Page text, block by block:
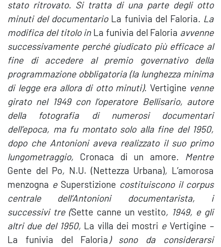
stato ritrovato. Si tratta di una parte degli otto
minuti del documentarioLa funivia del Faloria. La
modifica del titolo inLa funivia del Faloria avvenne
successivamente perché giudicato più efficace al
fine di accedere al premio governativo della
programmazione obbligatoria (la lunghezza minima
di legge era allora di otto minuti). Vertigine venne
girato nel 1949 con l’operatore Bellisario, autore
della fotografia di numerosi documentari
dell’epoca, ma fu montato solo alla fine del 1950,
dopo che Antonioni aveva realizzato il suo primo
lungometraggio, Cronaca di un amore. Mentre
Gente del Po, N.U. (Nettezza Urbana), L’amorosa
menzogna eSuperstizione costituiscono il corpus
centrale dell’Antonioni documentarista, i
successivi tre (Sette canne un vestito, 1949, e gli
altri due del 1950, La villa dei mostri eVertigine –
La funivia del Faloria ) sono da considerarsi